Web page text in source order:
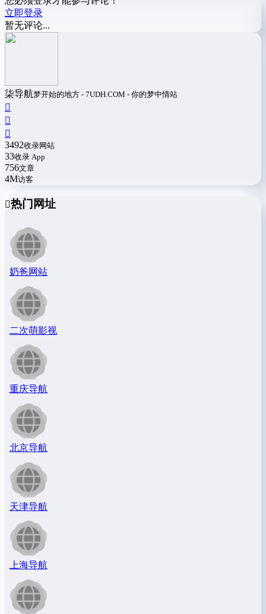
立即登录
暂无评论...
柒导航梦开始的地方 - 7UDH.COM - 你的梦中情站
3492收录网站
33收录 App
756文章
4M访客
热门网址
奶爸网站
二次萌影视
重庆导航
北京导航
天津导航
上海导航